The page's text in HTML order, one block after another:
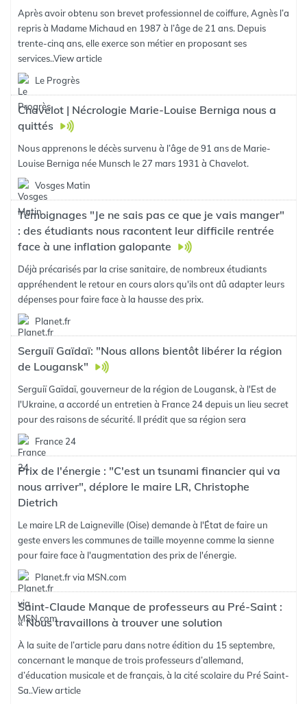
Après avoir obtenu son brevet professionnel de coiffure, Agnès l’a
repris à Madame Michaud en 1987 à l’âge de 21 ans. Depuis
trente-cinq ans, elle exerce son métier en proposant ses
services..View article
Le Progrès
Chavelot | Nécrologie Marie-Louise Berniga nous a
quittés
Nous apprenons le décès survenu à l’âge de 91 ans de Marie-
Louise Berniga née Munsch le 27 mars 1931 à Chavelot.
Vosges Matin
Témoignages "Je ne sais pas ce que je vais manger"
: des étudiants nous racontent leur difficile rentrée
face à une inflation galopante
Déjà précarisés par la crise sanitaire, de nombreux étudiants
appréhendent le retour en cours alors qu'ils ont dû adapter leurs
dépenses pour faire face à la hausse des prix.
Planet.fr
Serguiï Gaïdaï: "Nous allons bientôt libérer la région
de Lougansk"
Serguiï Gaïdaï, gouverneur de la région de Lougansk, à l'Est de
l'Ukraine, a accordé un entretien à France 24 depuis un lieu secret
pour des raisons de sécurité. Il prédit que sa région sera
France 24
Prix de l'énergie : "C'est un tsunami financier qui va
nous arriver", déplore le maire LR, Christophe
Dietrich
Le maire LR de Laigneville (Oise) demande à l'État de faire un
geste envers les communes de taille moyenne comme la sienne
pour faire face à l'augmentation des prix de l'énergie.
Planet.fr via MSN.com
Saint-Claude Manque de professeurs au Pré-Saint :
« Nous travaillons à trouver une solution
À la suite de l’article paru dans notre édition du 15 septembre,
concernant le manque de trois professeurs d’allemand,
d’éducation musicale et de français, à la cité scolaire du Pré Saint-
Sa..View article